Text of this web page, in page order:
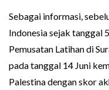
Sebagai informasi,
Indonesia sejak tanggal
Pemusatan Latihan di
pada tanggal 14 Juni
Palestina dengan skor